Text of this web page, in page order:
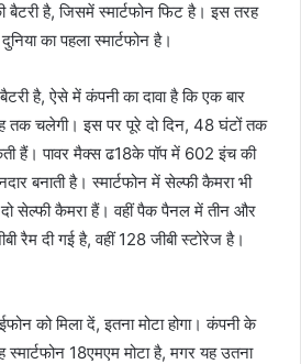
है, जिसमें स्मार्टफोन फिट है। इस तरह
का पहला स्मार्टफोन है।
है, ऐसे में कंपनी का दावा है कि एक बार
तक चलेगी। इस पर पूरे दो दिन, 48 घंटों तक
हैं। पावर मैक्स ढ18के पॉप में 602 इंच की
बनाती है। स्मार्टफोन में सेल्फी कैमरा भी
सेल्फी कैमरा हैं। वहीं पैक पैनल में तीन और
रैम दी गई है, वहीं 128 जीबी स्टोरेज है।
को मिला दें, इतना मोटा होगा। कंपनी के
18एमएम मोटा है, मगर यह उतना